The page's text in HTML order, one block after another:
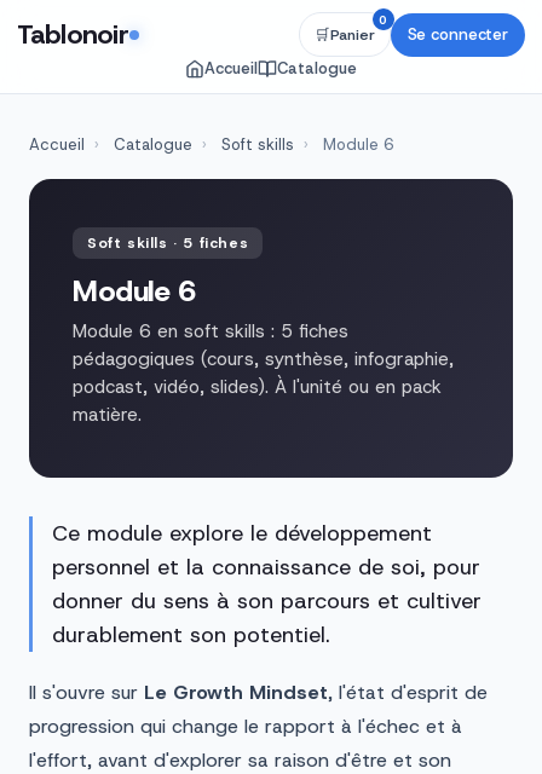
Tablonoir
Accueil Catalogue
🛒Panier
0
Se connecter
Accueil › Catalogue › Soft skills › Module 6
Soft skills · 5 fiches
Module 6
Module 6 en soft skills : 5 fiches
pédagogiques (cours, synthèse, infographie,
podcast, vidéo, slides). À l'unité ou en pack
matière.
Ce module explore le développement
personnel et la connaissance de soi, pour
donner du sens à son parcours et cultiver
durablement son potentiel.
Il s'ouvre sur Le Growth Mindset, l'état d'esprit de
progression qui change le rapport à l'échec et à
l'effort, avant d'explorer sa raison d'être et son